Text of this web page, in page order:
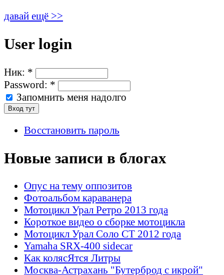
давай ещё >>
User login
Ник: *
Password: *
Запомнить меня надолго
Восстановить пароль
Новые записи в блогах
Опус на тему оппозитов
Фотоальбом караванера
Мотоцикл Урал Ретро 2013 года
Короткое видео о сборке мотоцикла
Мотоцикл Урал Соло СТ 2012 года
Yamaha SRX-400 sidecar
Как колясЯтся Литры
Москва-Астрахань "Бутерброд с икрой"